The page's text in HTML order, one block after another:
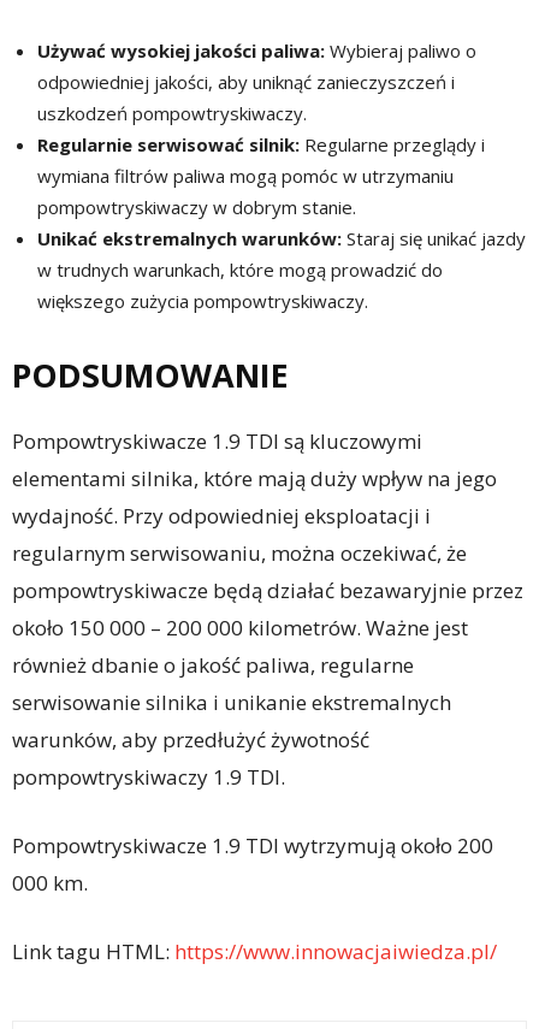
Używać wysokiej jakości paliwa: Wybieraj paliwo o
odpowiedniej jakości, aby uniknąć zanieczyszczeń i
uszkodzeń pompowtryskiwaczy.
Regularnie serwisować silnik: Regularne przeglądy i
wymiana filtrów paliwa mogą pomóc w utrzymaniu
pompowtryskiwaczy w dobrym stanie.
Unikać ekstremalnych warunków: Staraj się unikać jazdy
w trudnych warunkach, które mogą prowadzić do
większego zużycia pompowtryskiwaczy.
PODSUMOWANIE
Pompowtryskiwacze 1.9 TDI są kluczowymi
elementami silnika, które mają duży wpływ na jego
wydajność. Przy odpowiedniej eksploatacji i
regularnym serwisowaniu, można oczekiwać, że
pompowtryskiwacze będą działać bezawaryjnie przez
około 150 000 – 200 000 kilometrów. Ważne jest
również dbanie o jakość paliwa, regularne
serwisowanie silnika i unikanie ekstremalnych
warunków, aby przedłużyć żywotność
pompowtryskiwaczy 1.9 TDI.
Pompowtryskiwacze 1.9 TDI wytrzymują około 200
000 km.
Link tagu HTML: https://www.innowacjaiwiedza.pl/